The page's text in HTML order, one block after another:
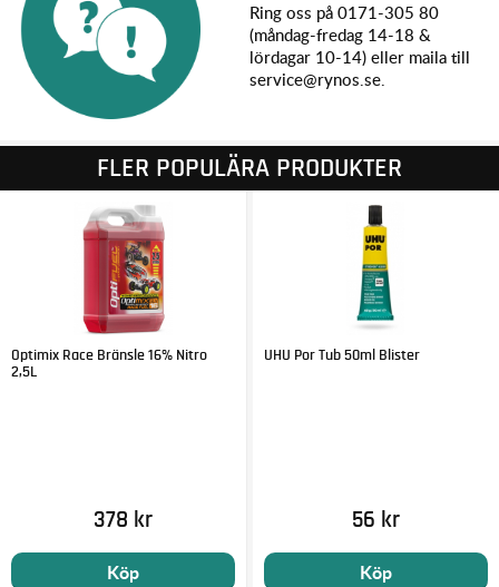
Ring oss på 0171-305 80
(måndag-fredag 14-18 &
lördagar 10-14) eller maila till
service@rynos.se.
FLER POPULÄRA PRODUKTER
Optimix Race Bränsle 16% Nitro
2,5L
378 kr
Köp
UHU Por Tub 50ml Blister
56 kr
Köp